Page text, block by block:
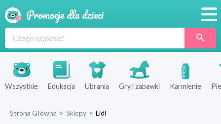
Produkty
Sklepy
Wszystkie Edukacja Ubrania Gry i zabawki Karmienie
Strona Główna > Sklepy > Lidl